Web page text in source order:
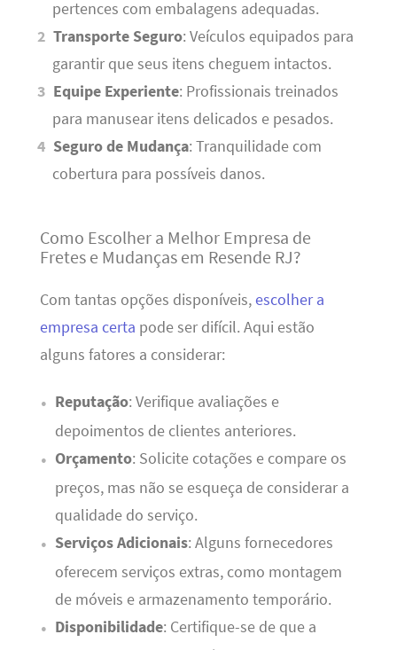
pertences com embalagens adequadas.
Transporte Seguro: Veículos equipados para
garantir que seus itens cheguem intactos.
Equipe Experiente: Profissionais treinados
para manusear itens delicados e pesados.
Seguro de Mudança: Tranquilidade com
cobertura para possíveis danos.
Como Escolher a Melhor Empresa de
Fretes e Mudanças em Resende RJ?
Com tantas opções disponíveis,escolher a
empresa certa pode ser difícil. Aqui estão
alguns fatores a considerar:
Reputação: Verifique avaliações e
depoimentos de clientes anteriores.
Orçamento: Solicite cotações e compare os
preços, mas não se esqueça de considerar a
qualidade do serviço.
Serviços Adicionais: Alguns fornecedores
oferecem serviços extras, como montagem
de móveis e armazenamento temporário.
Disponibilidade: Certifique-se de que a